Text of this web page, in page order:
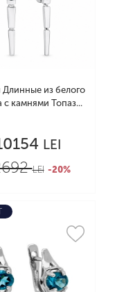
Длинные из белого
с камнями Топаз...
LEI
LEI -20%